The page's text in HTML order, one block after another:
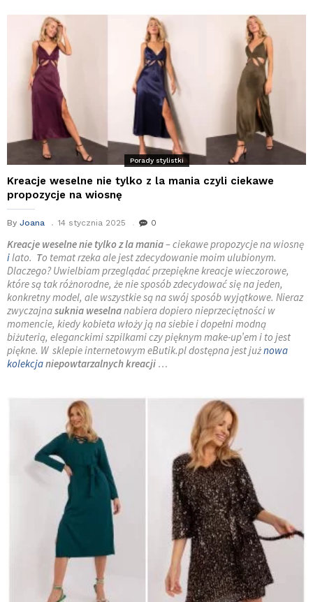
Porady stylistki
Kreacje weselne nie tylko z la mania czyli ciekawe
propozycje na wiosnę
By Joana 14 stycznia 2025 0
Kreacje weselne nie tylko z la mania– ciekawe propozycje na wiosnę
ilato. To temat rzeka ale jest zdecydowanie moim ulubionym.
Dlaczego? Uwielbiam przeglądać przepiękne kreacje wieczorowe,
które są tak różnorodne, że nie sposób zdecydować się na jeden,
konkretny model, ale wszystkie są na swój sposób wyjątkowe. Nieraz
zwyczajnasuknia weselnanabiera dopiero nieprzeciętności w
momencie, kiedy kobieta włoży ją na siebie i dopełni modną
biżuterią, eleganckimi szpilkami czy pięknym make-up’em i to jest
piękne. W sklepie internetowym eButik.pl dostępna jest jużnowa
kolekcjaniepowtarzalnych kreacji …